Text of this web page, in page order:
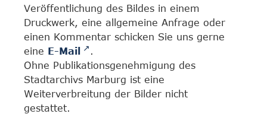
Veröffentlichung des Bildes in einem
Druckwerk, eine allgemeine Anfrage oder
einen Kommentar schicken Sie uns gerne
eine E-Mail
.
Ohne Publikationsgenehmigung des
Stadtarchivs Marburg ist eine
Weiterverbreitung der Bilder nicht
gestattet.